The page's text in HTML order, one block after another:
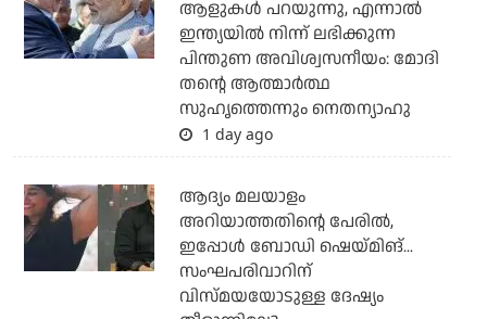
ആളുകള്‍ പറയുന്നു, എന്നാല്‍
ഇന്ത്യയില്‍ നിന്ന് ലഭിക്കുന്ന
പിന്തുണ അവിശ്വസനീയം: മോദി
തന്റെ ആത്മാര്‍ത്ഥ
സുഹൃത്തെന്നും നെതന്യാഹു
1 day ago
ആദ്യം മലയാളം
അറിയാത്തതിന്റെ പേരില്‍,
ഇപ്പോള്‍ ബോഡി ഷെയ്മിങ്...
സംഘപരിവാറിന്
വിസ്മയയോടുള്ള ദേഷ്യം